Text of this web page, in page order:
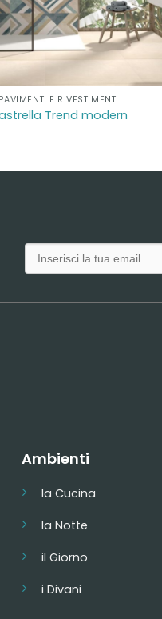
PAVIMENTI E RIVESTIMENTI
Trend modern
Ambienti
la Cucina
la Notte
il Giorno
i Divani